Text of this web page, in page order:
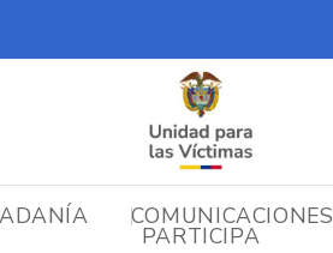
COMUNICACIONES
PARTICIPA